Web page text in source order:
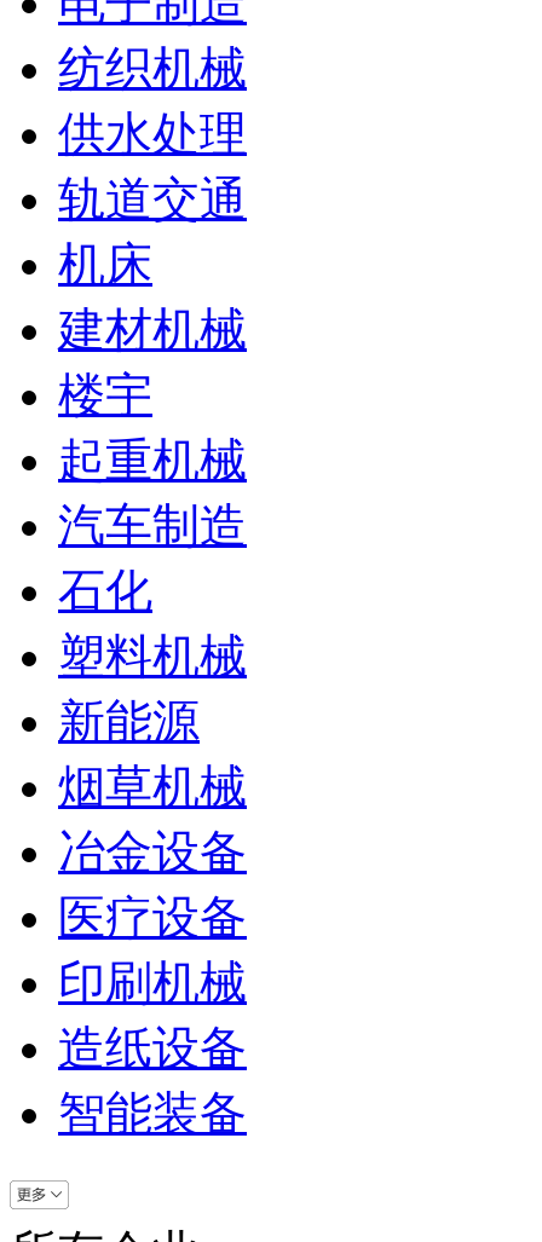
纺织机械
供水处理
轨道交通
机床
建材机械
楼宇
起重机械
汽车制造
石化
塑料机械
新能源
烟草机械
冶金设备
医疗设备
印刷机械
造纸设备
智能装备